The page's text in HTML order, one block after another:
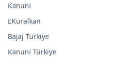
Kanuni
EKuralkan
Bajaj Türkiye
Kanuni Türkiye